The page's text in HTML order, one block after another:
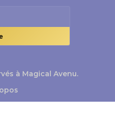
à Magical Avenu.